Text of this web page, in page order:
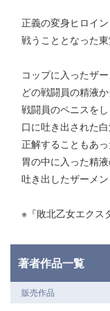
正義の変身ヒロイ
戦うこととなった東
コップに入ったザー
どの戦闘員の精液
戦闘員のペニスをし
口に吐き出された
正解することもあっ
胃の中に入った精
吐き出したザーメ
※『敗北乙女エクス
著者作品一覧
販売作品